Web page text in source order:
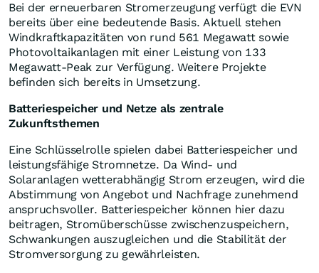
Bei der erneuerbaren Stromerzeugung verfügt die EVN
bereits über eine bedeutende Basis. Aktuell stehen
Windkraftkapazitäten von rund 561 Megawatt sowie
Photovoltaikanlagen mit einer Leistung von 133
Megawatt-Peak zur Verfügung. Weitere Projekte
befinden sich bereits in Umsetzung.
Batteriespeicher und Netze als zentrale
Zukunftsthemen
Eine Schlüsselrolle spielen dabei Batteriespeicher und
leistungsfähige Stromnetze. Da Wind- und
Solaranlagen wetterabhängig Strom erzeugen, wird die
Abstimmung von Angebot und Nachfrage zunehmend
anspruchsvoller. Batteriespeicher können hier dazu
beitragen, Stromüberschüsse zwischenzuspeichern,
Schwankungen auszugleichen und die Stabilität der
Stromversorgung zu gewährleisten.